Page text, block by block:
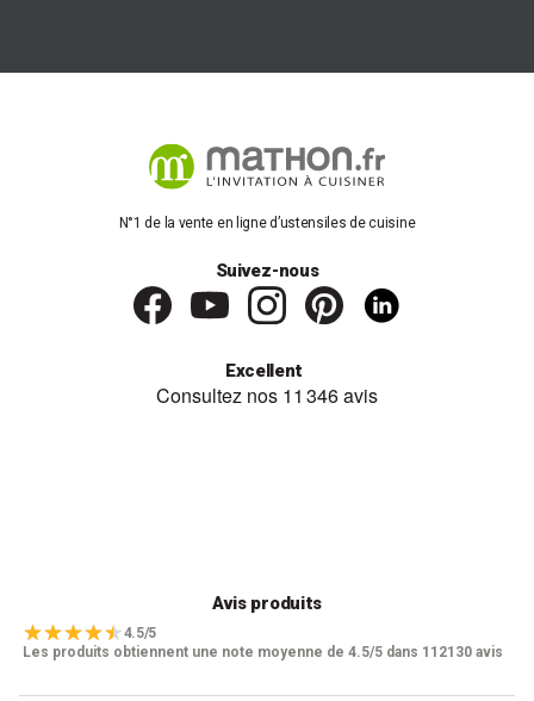
N°1 de la vente en ligne d’ustensiles de cuisine
Suivez-nous
Excellent
Avis produits
4.5/5
Les produits obtiennent une note moyenne de 4.5/5 dans 112130 avis